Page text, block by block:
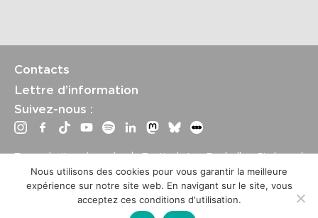
Contacts
Lettre d’information
Suivez-nous :
Tous droits réservés | Festival La Rochelle Cinéma |
International Film Festival – Mentions légales –Conditions
générales de vente
Crédits site : Marine Breton, design ;Etienne Delcambre,
développement et mise à jour
Nous utilisons des cookies pour vous garantir la meilleure
expérience sur notre site web. En navigant sur le site, vous
acceptez ces conditions d'utilisation.